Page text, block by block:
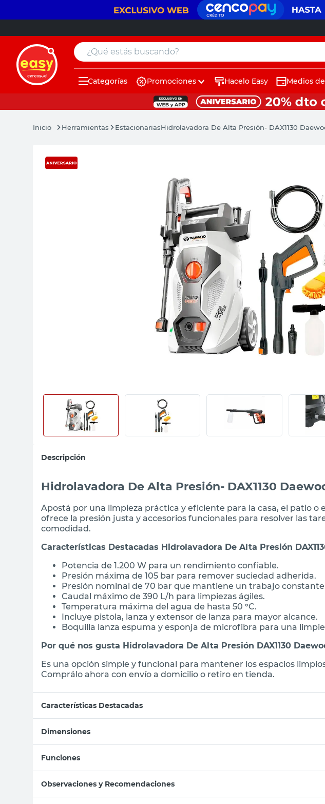
¿Qué estás buscando?
Categorías Promociones Hacelo Easy Medios
Herramientas EstacionariasHidrolavadora De Alta Presión- DAX1130
Descripción
Hidrolavadora De Alta Presión- DAX1130
Apostá por una limpieza práctica y eficiente para la casa, el patio o
ofrece la presión justa y accesorios funcionales para resolver las
comodidad.
Características Destacadas Hidrolavadora De Alta Presión
Potencia de 1.200 W para un rendimiento confiable.
Presión máxima de 105 bar para remover suciedad adherida.
Presión nominal de 70 bar que mantiene un trabajo
Caudal máximo de 390 L/h para limpiezas ágiles.
Temperatura máxima del agua de hasta 50 °C.
Incluye pistola, lanza y extensor de lanza para mayor alcance.
Boquilla lanza espuma y esponja de microfibra para una
Por qué nos gusta Hidrolavadora De Alta Presión DAX1130
Es una opción simple y funcional para mantener los espacios
Comprálo ahora con envío a domicilio o retiro en tienda.
Características Destacadas
Dimensiones
Funciones
Observaciones y Recomendaciones
muebles